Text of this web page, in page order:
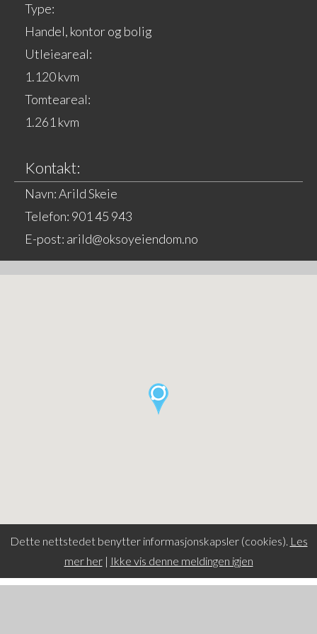
Dette nettstedet benytter informasjonskapsler (cookies). Les
mer her| Ikke vis denne meldingen igjen
Type:
Handel, kontor og bolig
Utleieareal:
1.120 kvm
Tomteareal:
1.261 kvm
Kontakt:
Navn: Arild Skeie
Telefon: 901 45 943
E-post: arild@oksoyeiendom.no